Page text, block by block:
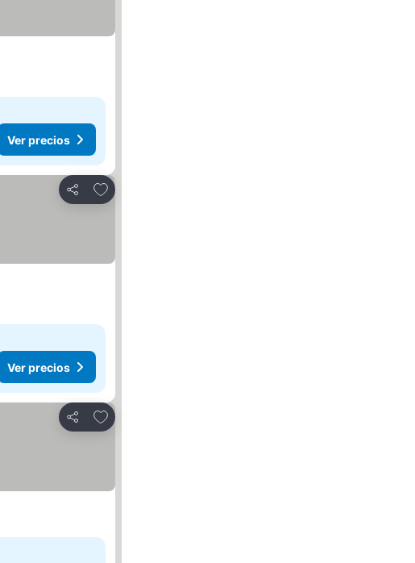
Ver precios
Compartir
Agregar a favoritos
Ver precios
Compartir
Agregar a favoritos